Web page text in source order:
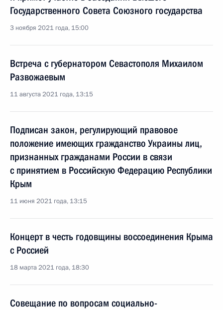
Государственного Совета Союзного государства
3 ноября 2021 года, 15:00
Встреча с губернатором Севастополя Михаилом
Развожаевым
11 августа 2021 года, 13:15
Подписан закон, регулирующий правовое
положение имеющих гражданство Украины лиц,
признанных гражданами России в связи
с принятием в Российскую Федерацию Республики
Крым
11 июня 2021 года, 13:15
Концерт в честь годовщины воссоединения Крыма
с Россией
18 марта 2021 года, 18:30
Совещание по вопросам социально-